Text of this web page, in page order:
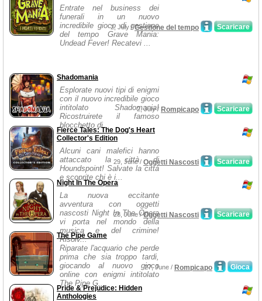
Entrate nel business dei
funerali in un nuovo
incredibile gioco di gestione
del tempo Grave Mania:
Undead Fever! Recatevi ...
Scaricare
2, July /Gestione del tempo
Shadomania
Esplorate nuovi tipi di enigmi
con il nuovo incredibile gioco
intitolato Shadomania!
Ricostruirete il famoso
blocchetto di...
Scaricare
2, July / Rompicapo
Fierce Tales: The Dog's Heart
Collector's Edition
Alcuni cani malefici hanno
attaccato la città di
Houndspoint! Salvate la città
e scoprite chi è i...
Scaricare
29, June / Oggetti Nascosti
Night In The Opera
La nuova eccitante
avventura con oggetti
nascosti Night In The Opera
vi porta nel mondo della
musica e del crimine!
Risolv...
Scaricare
28, June /Oggetti Nascosti
The Pipe Game
Riparate l'acquario che perde
prima che sia troppo tardi,
giocando al nuovo gioco
online con enigmi intitolato
The Pipe G...
Gioca
27, June / Rompicapo
Pride & Prejudice: Hidden
Anthologies